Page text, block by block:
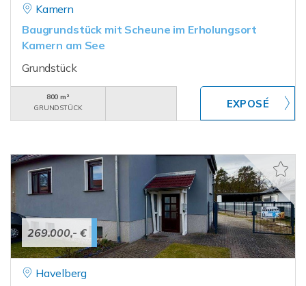
Kamern
Baugrundstück mit Scheune im Erholungsort
Kamern am See
Grundstück
800 m²
GRUNDSTÜCK
269.000,- €
Havelberg